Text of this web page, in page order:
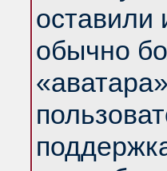
оставили
обычно